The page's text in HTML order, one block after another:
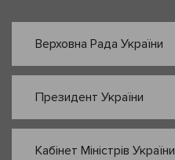
Верховна Рада України
Президент України
Кабінет Міністрів України